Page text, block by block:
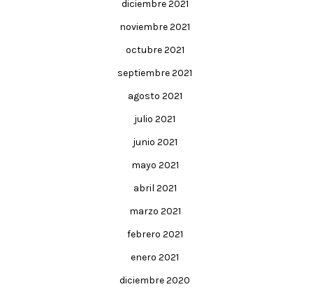
diciembre 2021
noviembre 2021
octubre 2021
septiembre 2021
agosto 2021
julio 2021
junio 2021
mayo 2021
abril 2021
marzo 2021
febrero 2021
enero 2021
diciembre 2020